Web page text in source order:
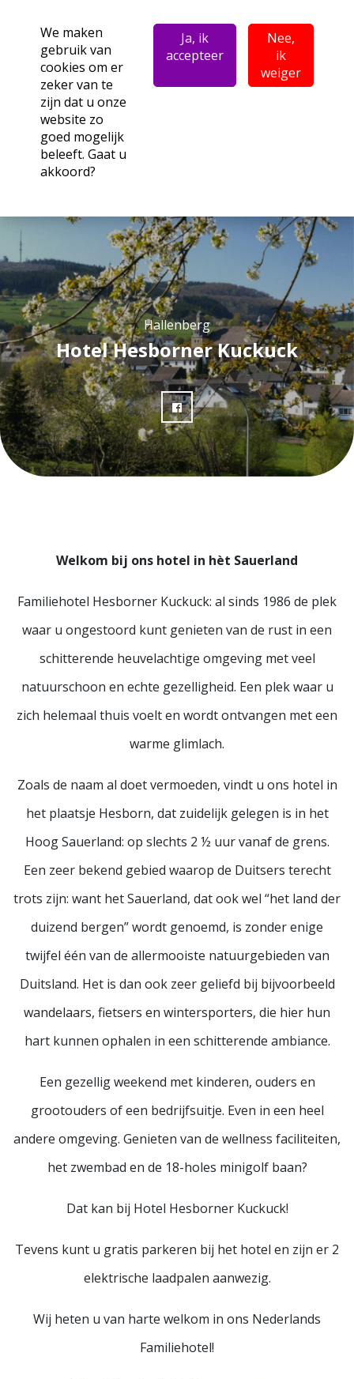
We maken
gebruik van
cookies om er
zeker van te
zijn dat u onze
website zo
goed mogelijk
beleeft. Gaat u
akkoord?
Ja, ik
accepteer
Nee,
ik
weiger
Hallenberg
Hotel Hesborner Kuckuck
Welkom bij ons hotel in hèt Sauerland
Familiehotel Hesborner Kuckuck: al sinds 1986 de plek
waar u ongestoord kunt genieten van de rust in een
schitterende heuvelachtige omgeving met veel
natuurschoon en echte gezelligheid. Een plek waar u
zich helemaal thuis voelt en wordt ontvangen met een
warme glimlach.
Zoals de naam al doet vermoeden, vindt u ons hotel in
het plaatsje Hesborn, dat zuidelijk gelegen is in het
Hoog Sauerland: op slechts 2 ½ uur vanaf de grens.
Een zeer bekend gebied waarop de Duitsers terecht
trots zijn: want het Sauerland, dat ook wel “het land der
duizend bergen” wordt genoemd, is zonder enige
twijfel één van de allermooiste natuurgebieden van
Duitsland. Het is dan ook zeer geliefd bij bijvoorbeeld
wandelaars, fietsers en wintersporters, die hier hun
hart kunnen ophalen in een schitterende ambiance.
Een gezellig weekend met kinderen, ouders en
grootouders of een bedrijfsuitje. Even in een heel
andere omgeving. Genieten van de wellness faciliteiten,
het zwembad en de 18-holes minigolf baan?
Dat kan bij Hotel Hesborner Kuckuck!
Tevens kunt u gratis parkeren bij het hotel en zijn er 2
elektrische laadpalen aanwezig.
Wij heten u van harte welkom in ons Nederlands
Familiehotel!